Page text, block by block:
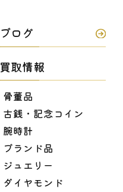
ブログ
買取情報
骨董品
古銭・記念コイン
腕時計
ブランド品
ジュエリー
ダイヤモンド